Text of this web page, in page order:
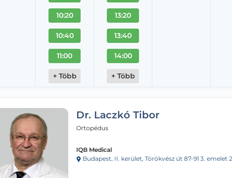
10:20
10:40
11:00
+ Több
13:20
13:40
14:00
+ Több
Dr. Laczkó Tibor
Ortopédus
IQB Medical
Budapest, II. kerület, Törökvész út 87-91 3. emelet 220